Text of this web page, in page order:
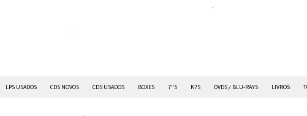
LPS USADOS CDS NOVOS CDS USADOS BOXES 7"S K7S DVDS / BLU-RAYS LIVROS